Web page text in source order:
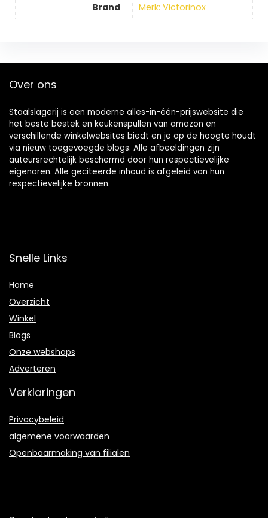
Brand
Merk: Victorinox
Over ons
Staalslagerij is een moderne alles-in-één-prijswebsite die
het beste bestek en keukenspullen van amazon en
verschillende winkelwebsites biedt en je op de hoogte houdt
via nieuw toegevoegde blogs. Alle afbeeldingen zijn
auteursrechtelijk beschermd door hun respectievelijke
eigenaren. Alle geciteerde inhoud is afgeleid van hun
respectievelijke bronnen.
Snelle Links
Home
Overzicht
Winkel
Blogs
Onze webshops
Adverteren
Verklaringen
Privacybeleid
algemene voorwaarden
Openbaarmaking van filialen